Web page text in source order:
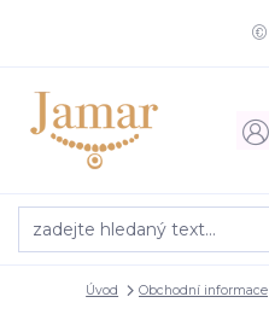
Úvod Obchodní informace